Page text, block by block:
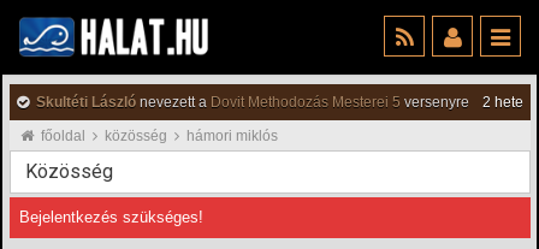
Skultéti László nevezett a Dovit Methodozás Mesterei 5 versenyre
2 hete
főoldal
közösség hámori miklós
Közösség
Bejelentkezés szükséges!